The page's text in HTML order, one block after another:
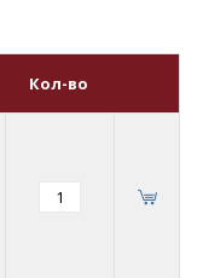
Кол-во